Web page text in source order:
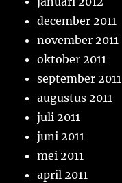
december 2011
november 2011
oktober 2011
september 2011
augustus 2011
juli 2011
juni 2011
mei 2011
april 2011